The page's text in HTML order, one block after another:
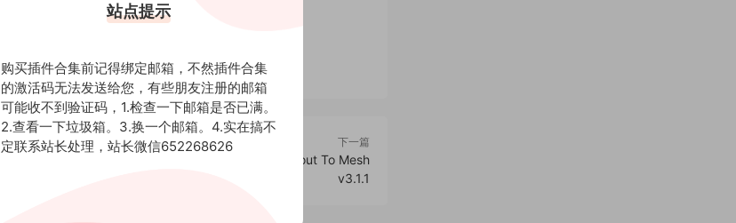
下一篇
Blender插件-从图像剪切创建网格工具 Pinguin – Cutout To Mesh
v3.1.1
站点提示
购买插件合集前记得绑定邮箱，不然插件合集
的激活码无法发送给您，有些朋友注册的邮箱
可能收不到验证码，1.检查一下邮箱是否已满。
2.查看一下垃圾箱。3.换一个邮箱。4.实在搞不
定联系站长处理，站长微信652268626